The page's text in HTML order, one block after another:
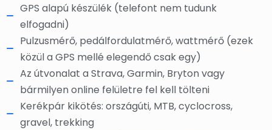
GPS alapú készülék (telefont nem tudunk
elfogadni)
Pulzusmérő, pedálfordulatmérő, wattmérő (ezek
közül a GPS mellé elegendő csak egy)
Az útvonalat a Strava, Garmin, Bryton vagy
bármilyen online felületre fel kell tölteni
Kerékpár kikötés: országúti, MTB, cyclocross,
gravel, trekking